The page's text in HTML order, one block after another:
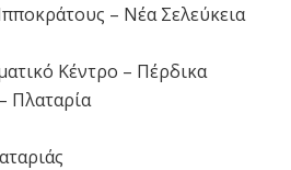
– Νέα Σελεύκεια
Κέντρο – Πέρδικα
Πλαταρία